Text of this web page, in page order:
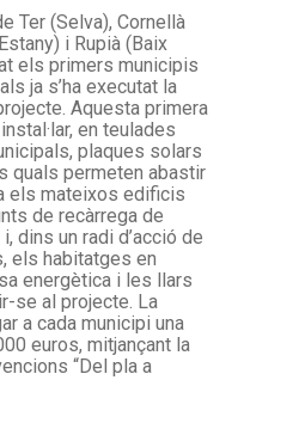
Ter (Selva), Cornellà
i Rupià (Baix
els primers municipis
ja s’ha executat la
Aquesta primera
en teulades
plaques solars
quals permeten abastir
els mateixos edificis
de recàrrega de
dins un radi d’acció de
els habitatges en
energètica i les llars
se al projecte. La
a cada municipi una
euros, mitjançant la
“Del pla a